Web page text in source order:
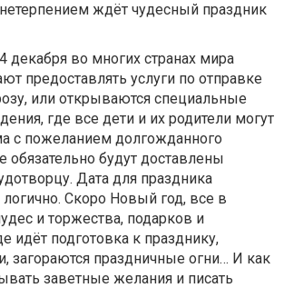
ждёт чудесный праздник
во многих странах мира
предоставлять услуги по отправке
или открываются специальные
где все дети и их родители могут
с пожеланием долгожданного
обязательно будут доставлены
Дата для праздника
Скоро Новый год, все в
и торжества, подарков и
идёт подготовка к празднику,
загораются праздничные огни… И как
заветные желания и писать